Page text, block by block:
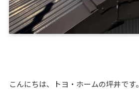
こんにちは、トヨ・ホームの坪井です。